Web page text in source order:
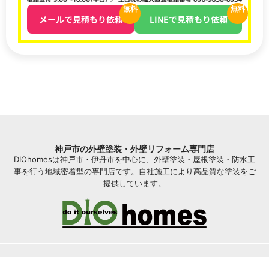
メールで見積もり依頼
無料
LINEで見積もり依頼
無料
神戸市の外壁塗装・外壁リフォーム専門店
DIOhomesは神戸市・伊丹市を中心に、外壁塗装・屋根塗装・防水工
事を行う地域密着型の専門店です。自社施工により高品質な塗装をご
提供しています。